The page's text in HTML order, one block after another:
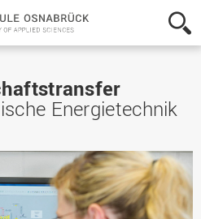
Hochschule
Osnabrück
-
Sciences
Energietechnik